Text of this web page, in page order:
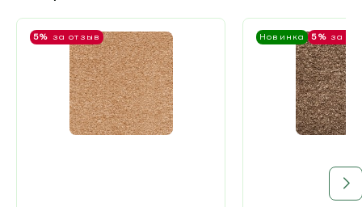
5% за отзыв Новинка 5% за